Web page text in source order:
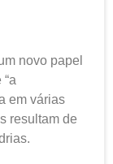
novo papel
em várias
resultam de